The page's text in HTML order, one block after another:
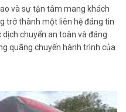
và sự tận tâm mang khách
trở thành một liên hệ đáng tin
chuyển an toàn và đáng
quãng chuyến hành trình của